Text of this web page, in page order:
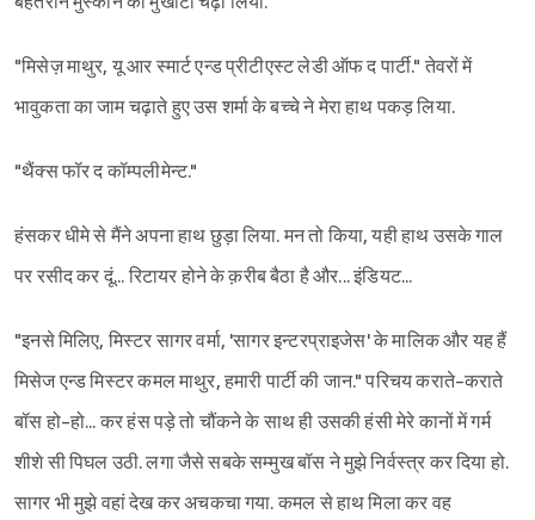
"मिसेज़ माथुर, यू आर स्मार्ट एन्ड प्रीटीएस्ट लेडी ऑफ द पार्टी." तेवरों में
भावुकता का जाम चढ़ाते हुए उस शर्मा के बच्चे ने मेरा हाथ पकड़ लिया.
"थैंक्स फॉर द कॉम्पलीमेन्ट."
हंसकर धीमे से मैंने अपना हाथ छुड़ा लिया. मन तो किया, यही हाथ उसके गाल
पर रसीद कर दूं... रिटायर होने के क़रीब बैठा है और... इंडियट...
"इनसे मिलिए, मिस्टर सागर वर्मा, 'सागर इन्टरप्राइजेस' के मालिक और यह हैं
मिसेज एन्ड मिस्टर कमल माथुर, हमारी पार्टी की जान." परिचय कराते-कराते
बॉस हो-हो... कर हंस पड़े तो चौंकने के साथ ही उसकी हंसी मेरे कानों में गर्म
शीशे सी पिघल उठी. लगा जैसे सबके सम्मुख बॉस ने मुझे निर्वस्त्र कर दिया हो.
सागर भी मुझे वहां देख कर अचकचा गया. कमल से हाथ मिला कर वह